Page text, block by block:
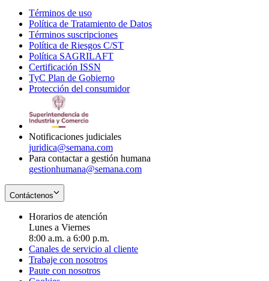
Términos de uso
in
new
window
Política de Tratamiento de Datos
Términos suscripciones
in
Política de Riesgos C/ST
Política SAGRILAFT
new
window
Certificación ISSN
in
new
TyC Plan de Gobierno
in
Protección del consumidorOpens
Notificaciones judiciales
juridica@semana.com
Para contactar a gestión humana
gestionhumana@semana.com
Contáctenos
Horarios de atención
Lunes a Viernes
8:00 a.m. a 6:00 p.m.
Canales de servicio al cliente
Trabaje con nosotros
Paute con nosotros